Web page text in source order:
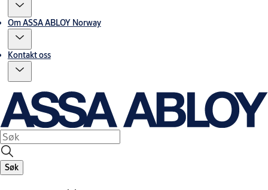
Om ASSA ABLOY Norway
Kontakt oss
Søk